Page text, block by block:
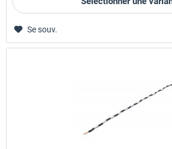
Se souv.